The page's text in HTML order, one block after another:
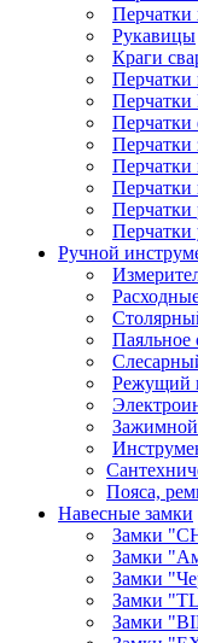
Перчатки
Рукавицы
Краги
Перчатки
Перчатки
Перчатки
Перчатки
Перчатки
Перчатки
Ручной
Паяльное
Режущий
Пояса,
Навесные замки
Замки
Замки
Замки
Замки
Замки